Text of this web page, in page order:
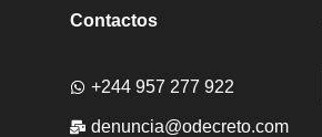
Contactos
+244 957 277 922
denuncia@odecreto.com